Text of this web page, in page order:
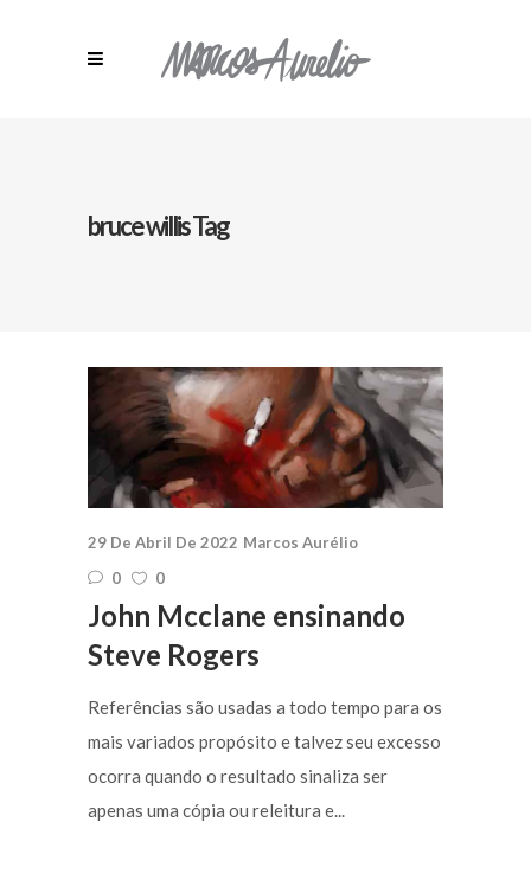
bruce willis Tag
29 De Abril De 2022 Marcos Aurélio
0
0
John Mcclane ensinando
Steve Rogers
Referências são usadas a todo tempo para os
mais variados propósito e talvez seu excesso
ocorra quando o resultado sinaliza ser
apenas uma cópia ou releitura e...